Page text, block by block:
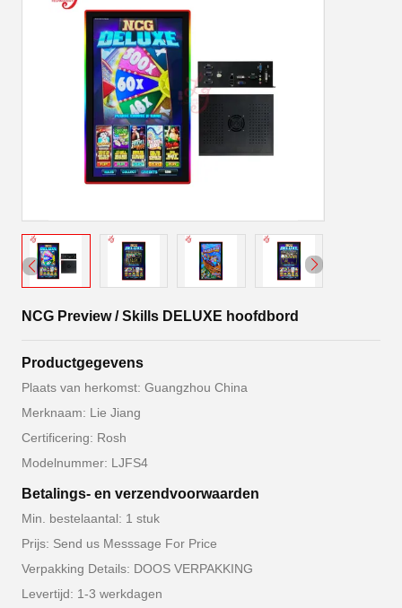
NCG Preview / Skills DELUXE hoofdbord
Productgegevens
Plaats van herkomst: Guangzhou China
Merknaam: Lie Jiang
Certificering: Rosh
Modelnummer: LJFS4
Betalings- en verzendvoorwaarden
Min. bestelaantal: 1 stuk
Prijs: Send us Messsage For Price
Verpakking Details: DOOS VERPAKKING
Levertijd: 1-3 werkdagen